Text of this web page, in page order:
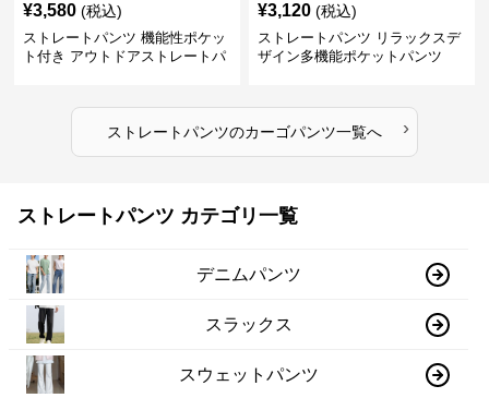
¥3,580 (税込)
ストレートパンツ 機能性ポケッ
ト付き アウトドアストレートパ
¥3,120 (税込)
ストレートパンツ リラックスデ
ザイン多機能ポケットパンツ
ストレートパンツのカーゴパンツ一覧へ ›
ストレートパンツ カテゴリ一覧
デニムパンツ
スラックス
スウェットパンツ